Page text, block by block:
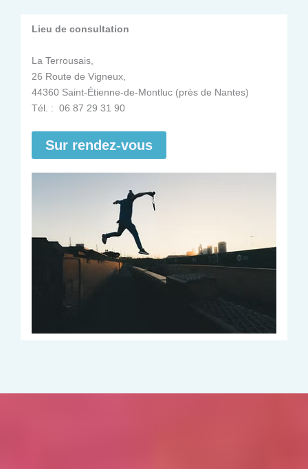
Lieu de consultation
La Terrousais,
26 Route de Vigneux,
44360 Saint-Étienne-de-Montluc (près de Nantes)
Tél. : 06 87 29 31 90
Sur rendez-vous